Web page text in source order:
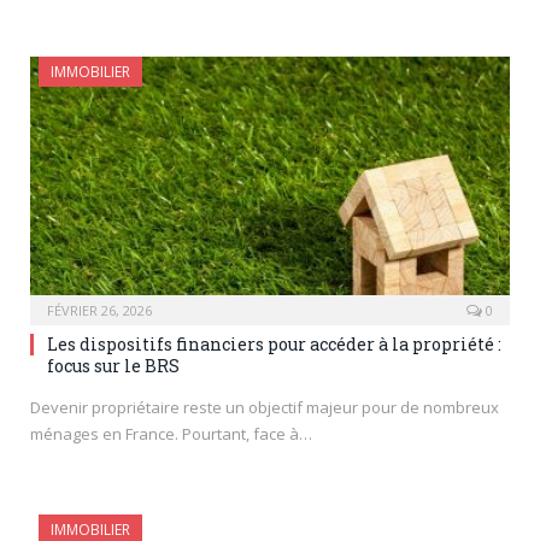
IMMOBILIER
FÉVRIER 26, 2026 0
Les dispositifs financiers pour accéder à la propriété :
focus sur le BRS
Devenir propriétaire reste un objectif majeur pour de nombreux
ménages en France. Pourtant, face à…
IMMOBILIER